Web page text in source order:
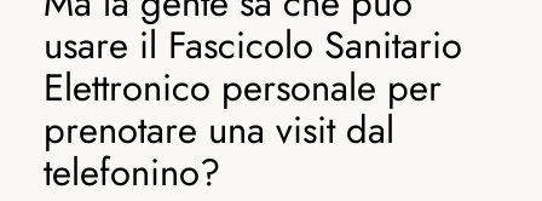
usare il Fascicolo Sanitario
Elettronico personale per
prenotare una visit dal
telefonino?